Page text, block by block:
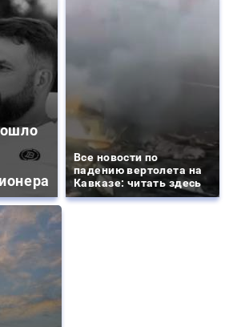
Все новости по
падению вертолета на
Кавказе: читать здесь